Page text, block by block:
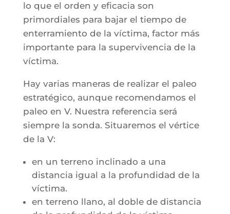
lo que el orden y eficacia son
primordiales para bajar el tiempo de
enterramiento de la víctima, factor más
importante para la supervivencia de la
víctima.
Hay varias maneras de realizar el paleo
estratégico, aunque recomendamos el
paleo en V. Nuestra referencia será
siempre la sonda. Situaremos el vértice
de la V:
en un terreno inclinado a una
distancia igual a la profundidad de la
víctima.
en terreno llano, al doble de distancia